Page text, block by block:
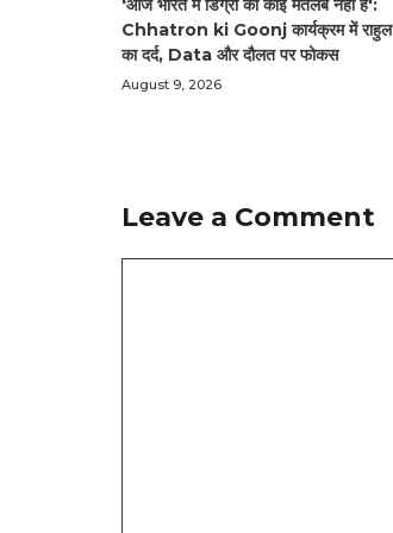
'आज भारत में डिग्री का कोई मतलब नहीं है':
Chhatron ki Goonj कार्यक्रम में राहुल
का दर्द, Data और दौलत पर फोकस
August 9, 2026
Leave a Comment